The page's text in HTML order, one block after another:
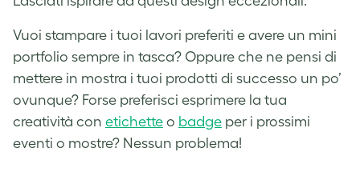
Vuoi stampare i tuoi lavori preferiti e avere un mini
portfolio sempre in tasca? Oppure che ne pensi di
mettere in mostra i tuoi prodotti di successo un po’
ovunque? Forse preferisci esprimere la tua
creatività con etichette o badge per i prossimi
eventi o mostre? Nessun problema!